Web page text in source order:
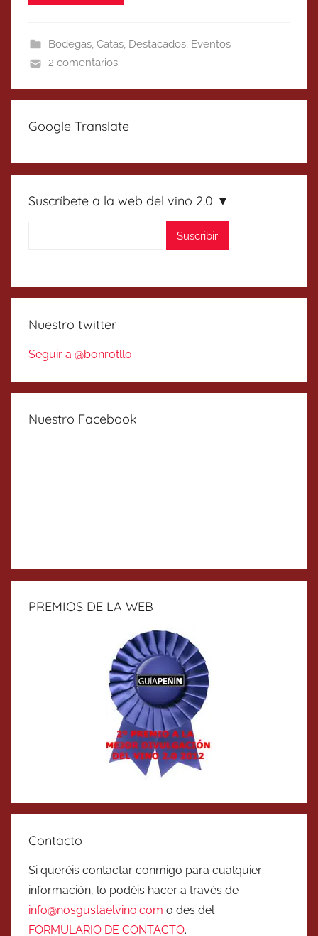
Bodegas, Catas, Destacados, Eventos
2 comentarios
Google Translate
Suscríbete a la web del vino 2.0 ▼
Nuestro twitter
Seguir a @bonrotllo
Nuestro Facebook
PREMIOS DE LA WEB
Contacto
Si queréis contactar conmigo para cualquier
información, lo podéis hacer a través de
info@nosgustaelvino.com o des del
FORMULARIO DE CONTACTO.